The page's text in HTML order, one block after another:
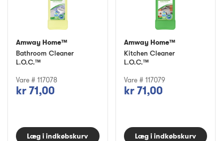
Amway Home™
Bathroom Cleaner
L.O.C.™
Vare # 117078
kr 71,00
Læg i indkøbskurv
Amway Home™
Kitchen Cleaner
L.O.C.™
Vare # 117079
kr 71,00
Læg i indkøbskurv